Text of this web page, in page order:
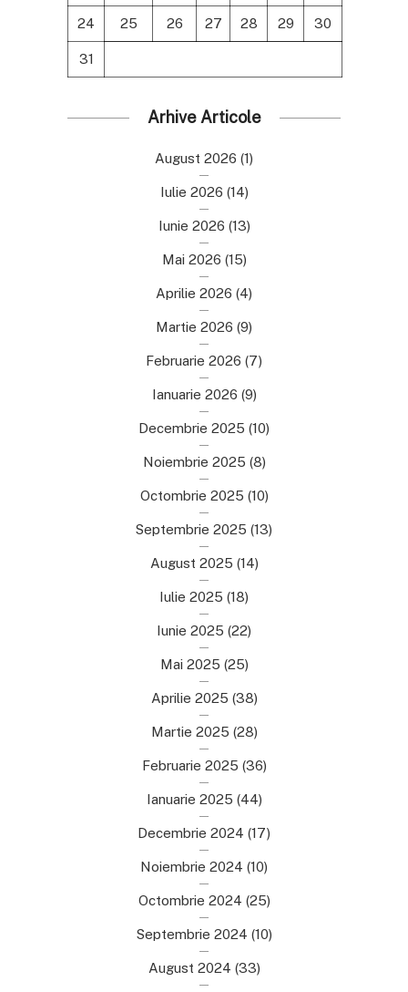
24 25 26 27 28 29 30
31
Arhive Articole
August 2026 (1)
Iulie 2026 (14)
Iunie 2026 (13)
Mai 2026 (15)
Aprilie 2026 (4)
Martie 2026 (9)
Februarie 2026 (7)
Ianuarie 2026 (9)
Decembrie 2025 (10)
Noiembrie 2025 (8)
Octombrie 2025 (10)
Septembrie 2025 (13)
August 2025 (14)
Iulie 2025 (18)
Iunie 2025 (22)
Mai 2025 (25)
Aprilie 2025 (38)
Martie 2025 (28)
Februarie 2025 (36)
Ianuarie 2025 (44)
Decembrie 2024 (17)
Noiembrie 2024 (10)
Octombrie 2024 (25)
Septembrie 2024 (10)
August 2024 (33)